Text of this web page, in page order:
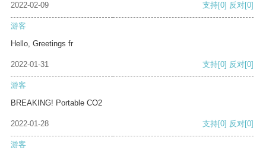
2022-02-09 支持[0] 反对[0]
游客
Hello, Greetings fr
2022-01-31 支持[0] 反对[0]
游客
BREAKING! Portable CO2
2022-01-28 支持[0] 反对[0]
游客